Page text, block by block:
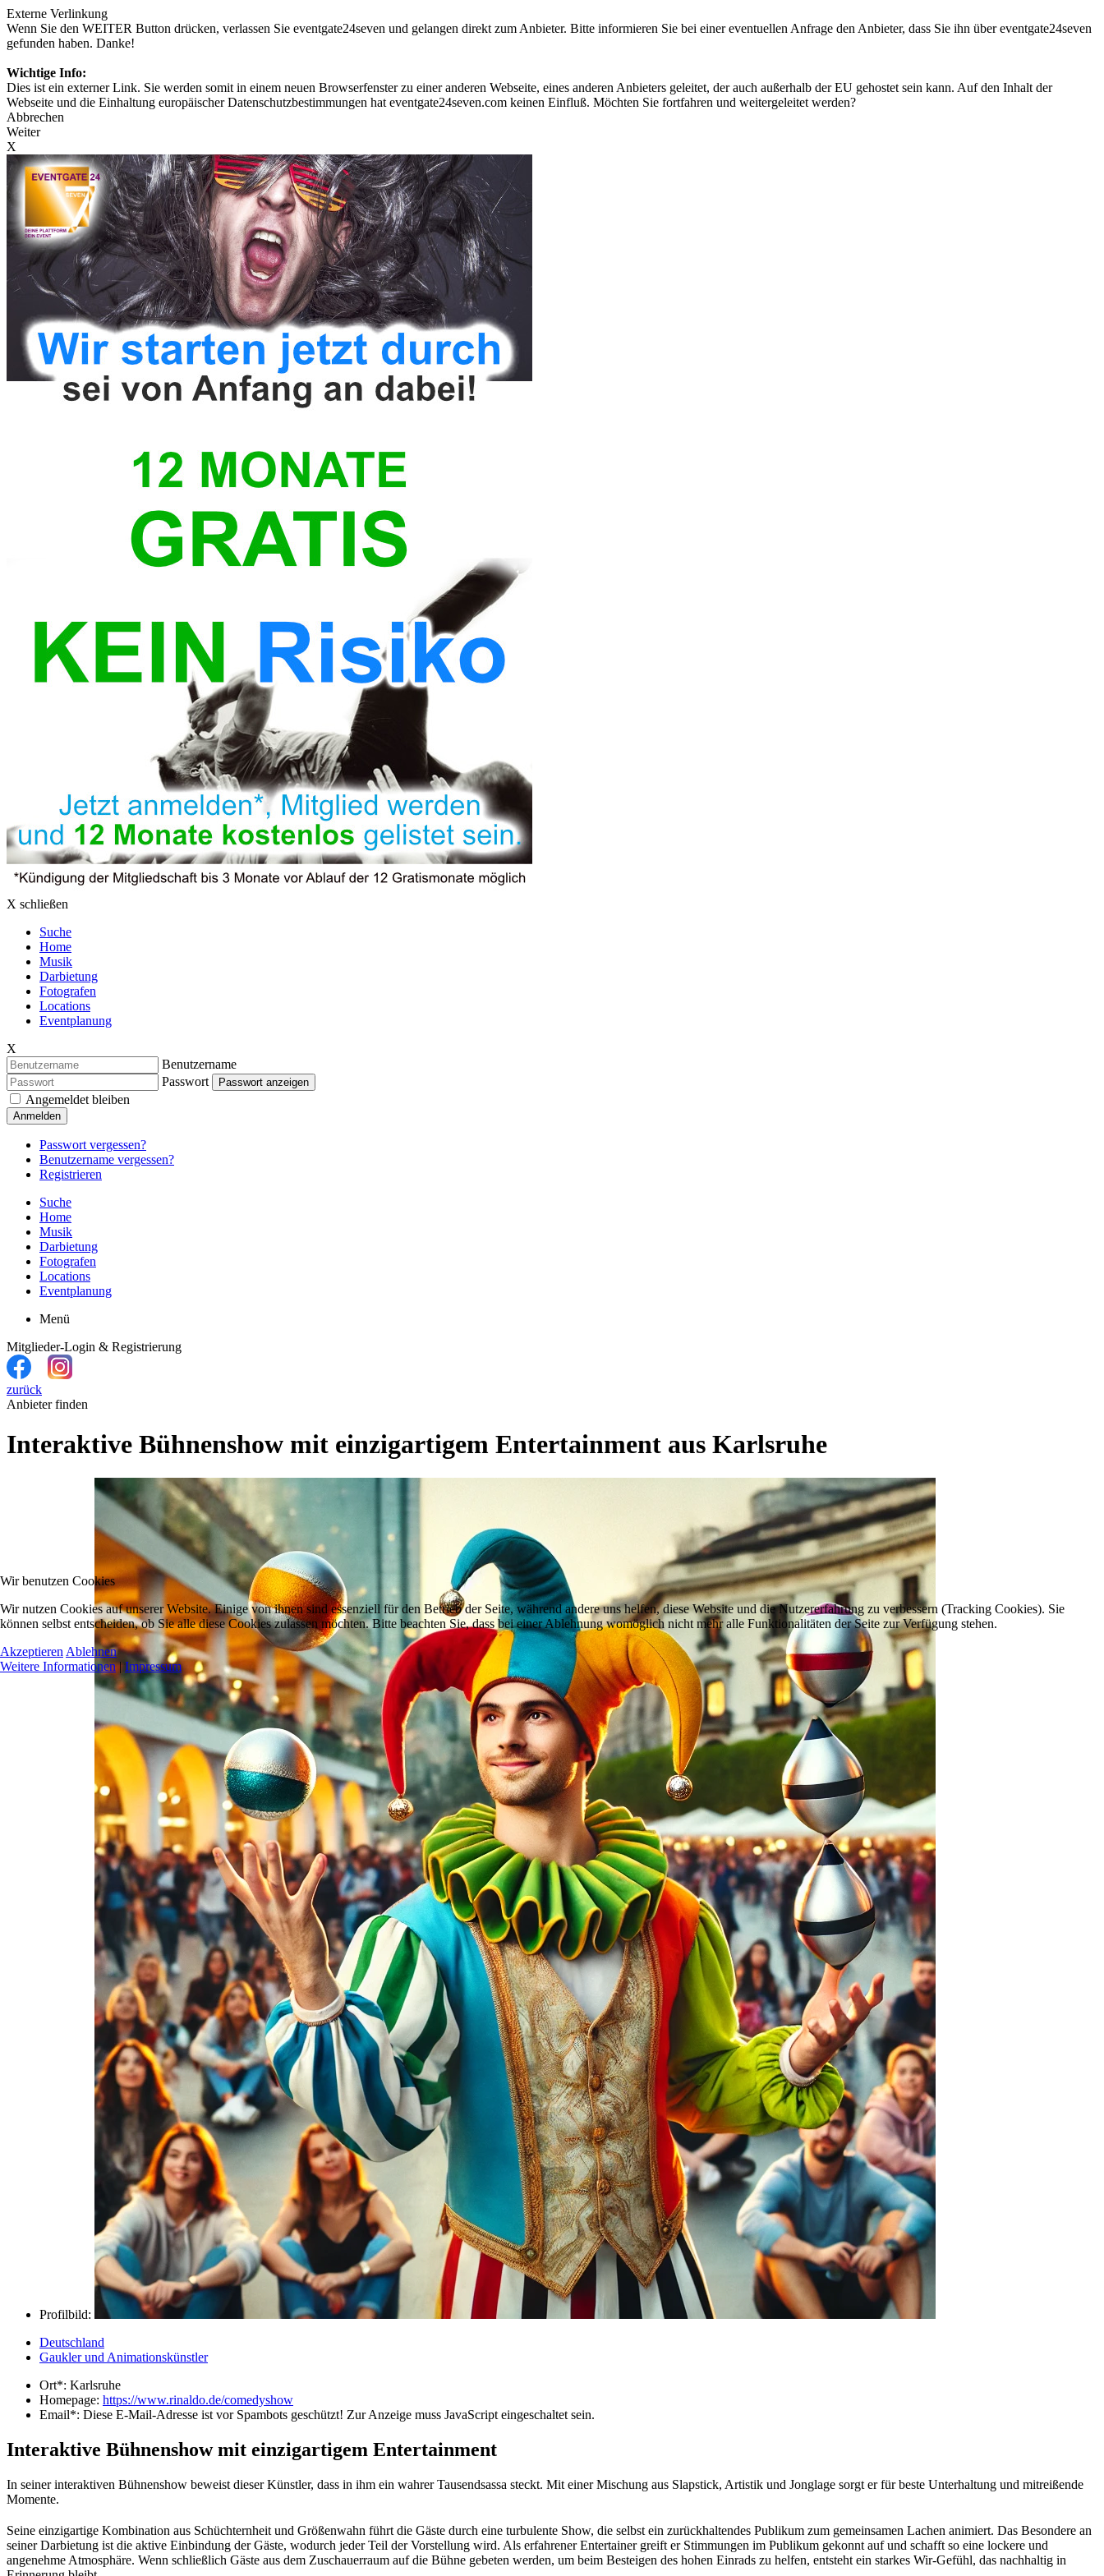
Externe Verlinkung
Wenn Sie den WEITER Button drücken, verlassen Sie eventgate24seven und gelangen direkt zum Anbieter. Bitte informieren Sie bei einer eventuellen Anfrage den Anbieter, dass Sie ihn über eventgate24seven
gefunden haben. Danke!
Wichtige Info:
Dies ist ein externer Link. Sie werden somit in einem neuen Browserfenster zu einer anderen Webseite, eines anderen Anbieters geleitet, der auch außerhalb der EU gehostet sein kann. Auf den Inhalt der
Webseite und die Einhaltung europäischer Datenschutzbestimmungen hat eventgate24seven.com keinen Einfluß. Möchten Sie fortfahren und weitergeleitet werden?
Abbrechen
Weiter
X
X schließen
Suche
Home
Musik
Darbietung
Fotografen
Locations
Eventplanung
X
Benutzername
Passwort
Passwort anzeigen
Angemeldet bleiben
Anmelden
Passwort vergessen?
Benutzername vergessen?
Registrieren
Suche
Home
Musik
Darbietung
Fotografen
Locations
Eventplanung
Menü
Mitglieder-Login & Registrierung
zurück
Anbieter finden
Interaktive Bühnenshow mit einzigartigem Entertainment aus Karlsruhe
Profilbild:
Deutschland
Gaukler und Animationskünstler
Ort*: Karlsruhe
Homepage: https://www.rinaldo.de/comedyshow
Email*: Diese E-Mail-Adresse ist vor Spambots geschützt! Zur Anzeige muss JavaScript eingeschaltet sein.
Interaktive Bühnenshow mit einzigartigem Entertainment
In seiner interaktiven Bühnenshow beweist dieser Künstler, dass in ihm ein wahrer Tausendsassa steckt. Mit einer Mischung aus Slapstick, Artistik und Jonglage sorgt er für beste Unterhaltung und mitreißende
Momente.
Seine einzigartige Kombination aus Schüchternheit und Größenwahn führt die Gäste durch eine turbulente Show, die selbst ein zurückhaltendes Publikum zum gemeinsamen Lachen animiert. Das Besondere an
seiner Darbietung ist die aktive Einbindung der Gäste, wodurch jeder Teil der Vorstellung wird. Als erfahrener Entertainer greift er Stimmungen im Publikum gekonnt auf und schafft so eine lockere und
angenehme Atmosphäre. Wenn schließlich Gäste aus dem Zuschauerraum auf die Bühne gebeten werden, um beim Besteigen des hohen Einrads zu helfen, entsteht ein starkes Wir-Gefühl, das nachhaltig in
Wir benutzen Cookies
Wir nutzen Cookies auf unserer Website. Einige von ihnen sind essenziell für den Betrieb der Seite, während andere uns helfen, diese Website und die Nutzererfahrung zu verbessern (Tracking Cookies). Sie
können selbst entscheiden, ob Sie alle diese Cookies zulassen möchten. Bitte beachten Sie, dass bei einer Ablehnung womöglich nicht mehr alle Funktionalitäten der Seite zur Verfügung stehen.
Akzeptieren Ablehnen
Weitere Informationen|Impressum